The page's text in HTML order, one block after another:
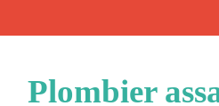
Plombier